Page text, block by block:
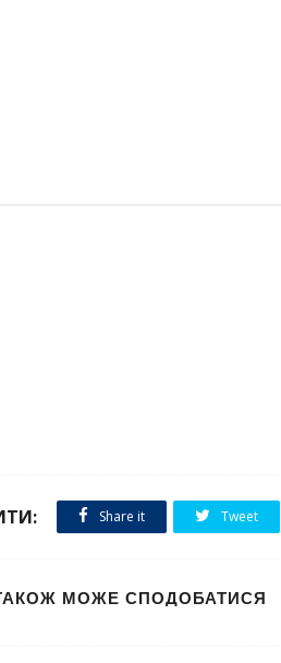
Share it Tweet
МОЖЕ СПОДОБАТИСЯ